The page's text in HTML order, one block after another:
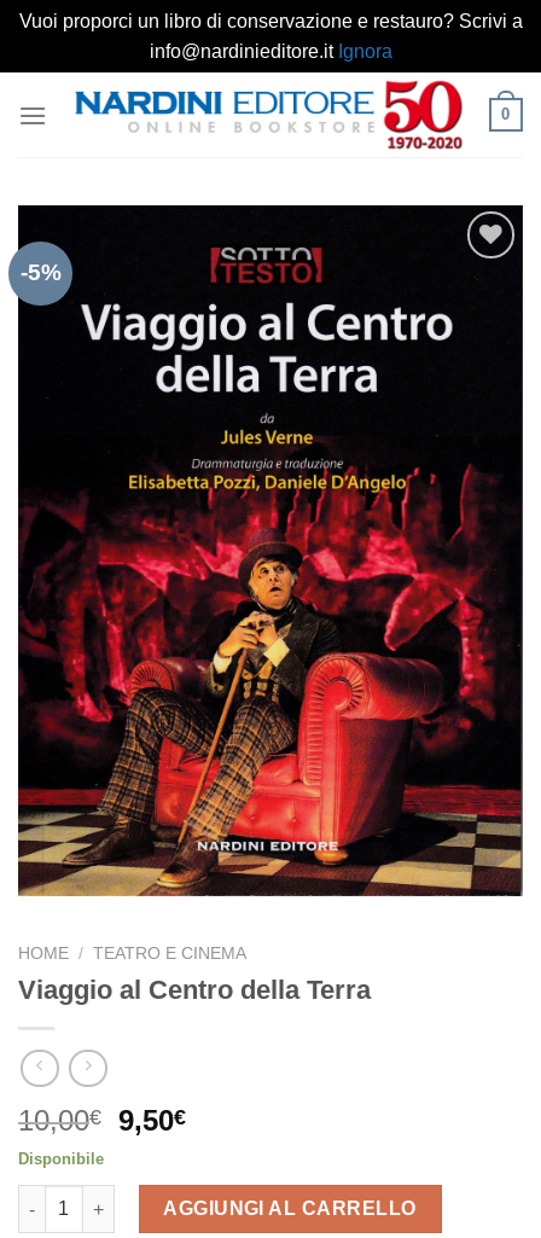
Vuoi proporci un libro di conservazione e restauro? Scrivi a
info@nardinieditore.it Ignora
0
-5%
Aggiungi
HOME / TEATRO E CINEMA
Viaggio al Centro della Terra
10,00€
Il
originale
era:
9,50€Il
attuale
è:
Disponibile
Viaggio al Centro della Terra quantità
AGGIUNGI AL CARRELLO